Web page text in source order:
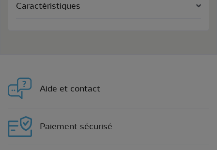
Caractéristiques
Aide et contact
Paiement sécurisé